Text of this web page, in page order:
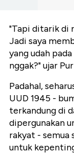
"Tapi ditarik di
Jadi saya
yang udah
nggak?" ujar
Padahal,
UUD 1945 -
terkandung di
dipergunakan
rakyat - semua
untuk